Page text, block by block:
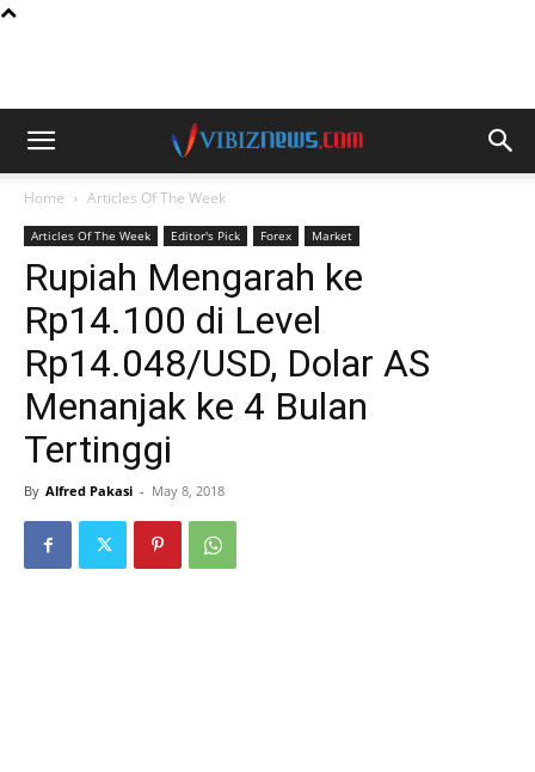
Home Articles Of The Week
Articles Of The Week Editor's Pick Forex Market
Rupiah Mengarah ke
Rp14.100 di Level
Rp14.048/USD, Dolar AS
Menanjak ke 4 Bulan
Tertinggi
By Alfred Pakasi - May 8, 2018